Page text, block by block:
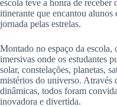
escola teve a honra de
itinerante que encantou alunos
jornada pelas estrelas.
Montado no espaço da escola,
imersivas onde os estudantes
solar, constelações, planetas,
mistérios do universo. Através
dinâmicas, todos foram
inovadora e divertida.